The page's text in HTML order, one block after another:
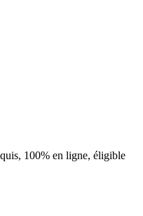
100% en ligne, éligible